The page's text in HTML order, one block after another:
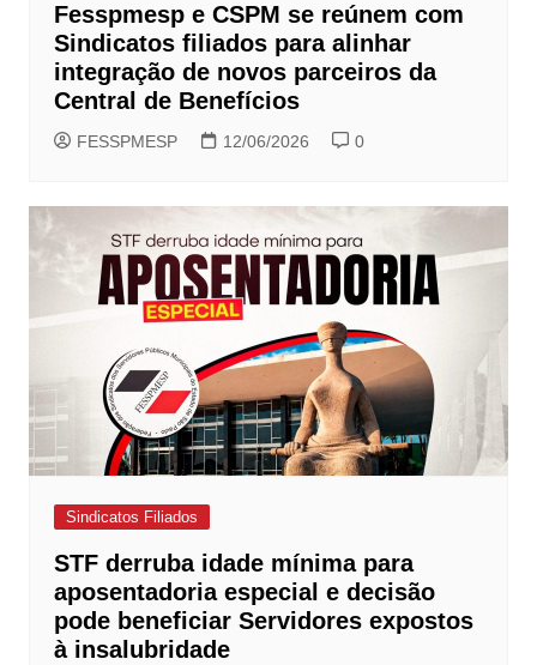
Fesspmesp e CSPM se reúnem com
Sindicatos filiados para alinhar
integração de novos parceiros da
Central de Benefícios
FESSPMESP 12/06/2026 0
Sindicatos Filiados
STF derruba idade mínima para
aposentadoria especial e decisão
pode beneficiar Servidores expostos
à insalubridade